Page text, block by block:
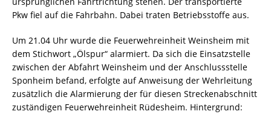
Pkw fiel auf die Fahrbahn. Dabei traten Betriebsstoffe aus.
Um 21.04 Uhr wurde die Feuerwehreinheit Weinsheim mit
dem Stichwort „Ölspur“ alarmiert. Da sich die Einsatzstelle
zwischen der Abfahrt Weinsheim und der Anschlussstelle
Sponheim befand, erfolgte auf Anweisung der Wehrleitung
zusätzlich die Alarmierung der für diesen Streckenabschnitt
zuständigen Feuerwehreinheit Rüdesheim. Hintergrund: